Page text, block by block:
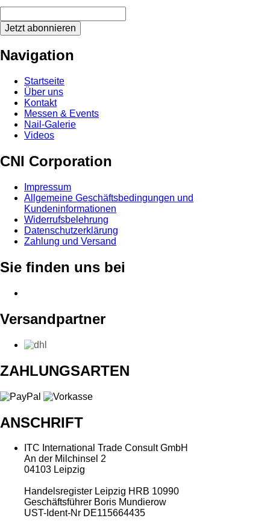
Jetzt abonnieren
Navigation
Startseite
Über uns
Kontakt
Messen & Events
Nail-Galerie
Videos
CNI Corporation
Impressum
Allgemeine Geschäftsbedingungen und
Kundeninformationen
Widerrufsbelehrung
Datenschutzerklärung
Zahlung und Versand
Sie finden uns bei
Versandpartner
ZAHLUNGSARTEN
ANSCHRIFT
ITC International Trade Consult GmbH
An der Milchinsel 2
04103 Leipzig
Handelsregister Leipzig HRB 10990
Geschäftsführer Boris Mundierow
UST-Ident-Nr DE115664435